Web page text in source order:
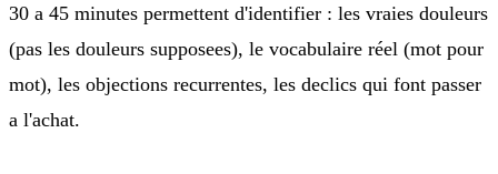
30 a 45 minutes permettent d'identifier : les vraies douleurs
(pas les douleurs supposees), le vocabulaire réel (mot pour
mot), les objections recurrentes, les declics qui font passer
a l'achat.